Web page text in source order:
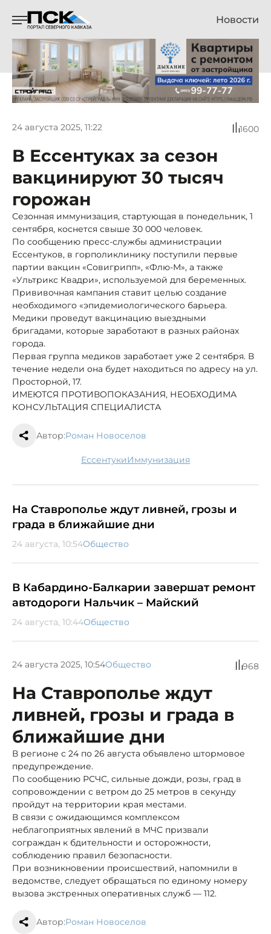
Новости
24 августа 2025, 11:22 1600
В Ессентуках за сезон
вакцинируют 30 тысяч
горожан
Сезонная иммунизация, стартующая в понедельник, 1
сентября, коснется свыше 30 000 человек.
По сообщению пресс-службы администрации
Ессентуков, в горполиклинику поступили первые
партии вакцин «Совигрипп», «Флю-М», а также
«Ультрикс Квадри», используемой для беременных.
Прививочная кампания ставит целью создание
необходимого «эпидемиологического барьера.
Медики проведут вакцинацию выездными
бригадами, которые заработают в разных районах
города.
Первая группа медиков заработает уже 2 сентября. В
течение недели она будет находиться по адресу на ул.
Просторной, 17.
ИМЕЮТСЯ ПРОТИВОПОКАЗАНИЯ, НЕОБХОДИМА
КОНСУЛЬТАЦИЯ СПЕЦИАЛИСТА
Автор:Роман Новоселов
Ессентуки иммунизация
На Ставрополье ждут ливней, грозы и
града в ближайшие дни
24 августа, 10:54Общество
В Кабардино-Балкарии завершат ремонт
автодороги Нальчик – Майский
24 августа, 10:44Общество
24 августа 2025, 10:54Общество 968
На Ставрополье ждут
ливней, грозы и града в
ближайшие дни
В регионе с 24 по 26 августа объявлено штормовое
предупреждение.
По сообщению РСЧС, сильные дожди, розы, град в
сопровождении с ветром до 25 метров в секунду
пройдут на территории края местами.
В связи с ожидающимся комплексом
неблагоприятных явлений в МЧС призвали
сограждан к бдительности и осторожности,
соблюдению правил безопасности.
При возникновении происшествий, напомнили в
ведомстве, следует обращаться по единому номеру
вызова экстренных оперативных служб — 112.
Автор:Роман Новоселов